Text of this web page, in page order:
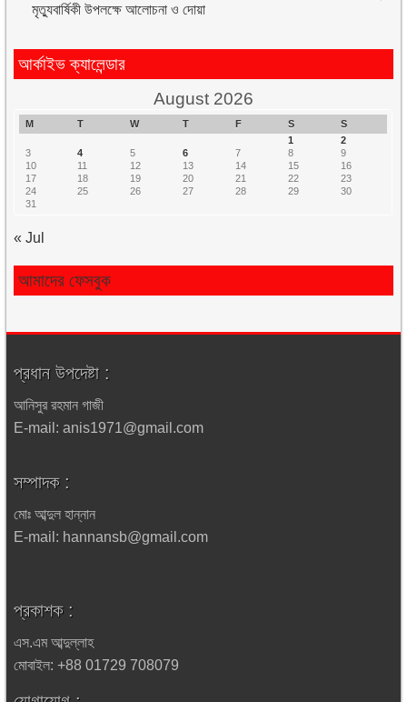
মৃত্যুবার্ষিকী উপলক্ষে আলোচনা ও দোয়া
আর্কাইভ ক্যালেন্ডার
August 2026
M T W T F S
S
1
2
3
4 5 6 7 8
9
10
11 12 13 14 15
16
17
18 19 20 21 22
23
24
25 26 27 28 29
30
31
« Jul
আমাদের ফেসবুক
প্রধান উপদেষ্টা :
আনিসুর রহমান গাজী
E-mail: anis1971@gmail.com
সম্পাদক :
মোঃ আব্দুল হান্নান
E-mail: hannansb@gmail.com
প্রকাশক :
এস.এম আব্দুল্লাহ
মোবাইল: +88 01729 708079